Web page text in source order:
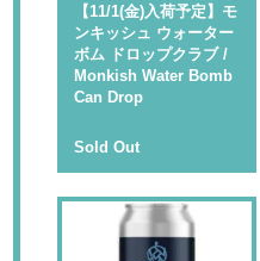
【11/1(金)入荷予定】モ
ンキッシュ ウォーター
ボム ドロップクラブ /
Monkish Water Bomb
Can Drop
Sold Out